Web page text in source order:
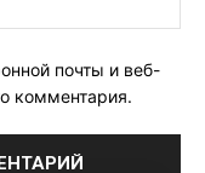
почты и веб-
комментария.